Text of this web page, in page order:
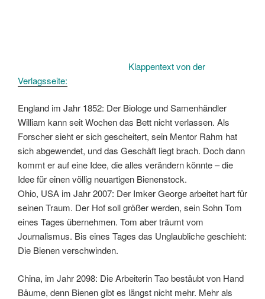
Klappentext von der
Verlagsseite:
England im Jahr 1852: Der Biologe und Samenhändler
William kann seit Wochen das Bett nicht verlassen. Als
Forscher sieht er sich gescheitert, sein Mentor Rahm hat
sich abgewendet, und das Geschäft liegt brach. Doch dann
kommt er auf eine Idee, die alles verändern könnte – die
Idee für einen völlig neuartigen Bienenstock.
Ohio, USA im Jahr 2007: Der Imker George arbeitet hart für
seinen Traum. Der Hof soll größer werden, sein Sohn Tom
eines Tages übernehmen. Tom aber träumt vom
Journalismus. Bis eines Tages das Unglaubliche geschieht:
Die Bienen verschwinden.
China, im Jahr 2098: Die Arbeiterin Tao bestäubt von Hand
Bäume, denn Bienen gibt es längst nicht mehr. Mehr als